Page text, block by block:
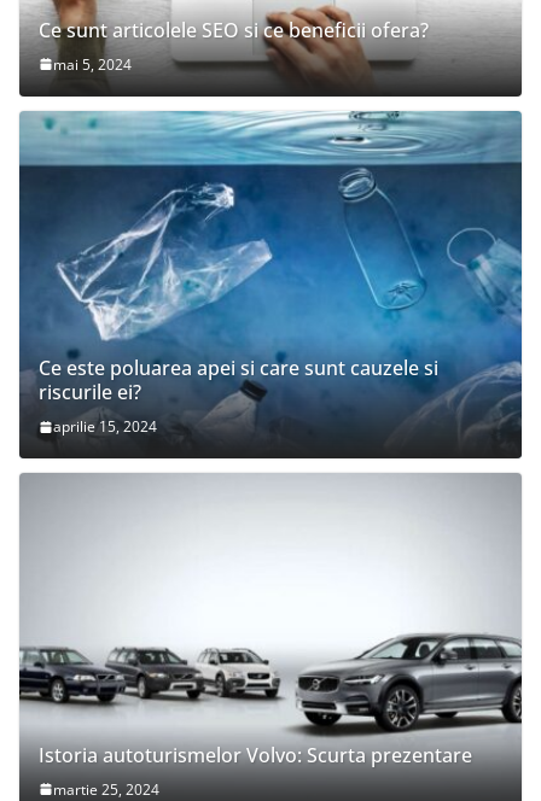
Ce sunt articolele SEO si ce beneficii ofera?
mai 5, 2024
Ce este poluarea apei si care sunt cauzele si
riscurile ei?
aprilie 15, 2024
Istoria autoturismelor Volvo: Scurta prezentare
martie 25, 2024